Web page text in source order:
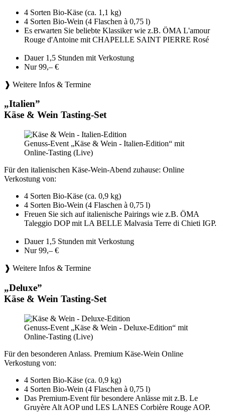
4 Sorten Bio-Käse (ca. 1,1 kg)
4 Sorten Bio-Wein (4 Flaschen à 0,75 l)
Es erwarten Sie beliebte Klassiker wie z.B. ÖMA L'amour
Rouge d'Antoine mit CHAPELLE SAINT PIERRE Rosé
Dauer 1,5 Stunden mit Verkostung
Nur 99,– €
❱ Weitere Infos & Termine
„Italien”
Käse & Wein Tasting-Set
Genuss-Event „Käse & Wein - Italien-Edition“ mit
Online-Tasting (Live)
Für den italienischen Käse-Wein-Abend zuhause: Online
Verkostung von:
4 Sorten Bio-Käse (ca. 0,9 kg)
4 Sorten Bio-Wein (4 Flaschen à 0,75 l)
Freuen Sie sich auf italienische Pairings wie z.B. ÖMA
Taleggio DOP mit LA BELLE Malvasia Terre di Chieti IGP.
Dauer 1,5 Stunden mit Verkostung
Nur 99,– €
❱ Weitere Infos & Termine
„Deluxe”
Käse & Wein Tasting-Set
Genuss-Event „Käse & Wein - Deluxe-Edition“ mit
Online-Tasting (Live)
Für den besonderen Anlass. Premium Käse-Wein Online
Verkostung von:
4 Sorten Bio-Käse (ca. 0,9 kg)
4 Sorten Bio-Wein (4 Flaschen à 0,75 l)
Das Premium-Event für besondere Anlässe mit z.B. Le
Gruyère Alt AOP und LES LANES Corbière Rouge AOP.